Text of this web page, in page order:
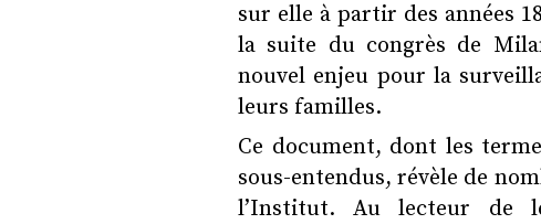
sur elle à partir des années
la suite du congrès de
nouvel enjeu pour la
leurs familles.
Ce document, dont les
sous-entendus, révèle de
l’Institut. Au lecteur de